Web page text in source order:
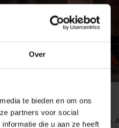
Over
te bieden en om ons
partners voor social
die u aan ze heeft
manier tot aan de finish.